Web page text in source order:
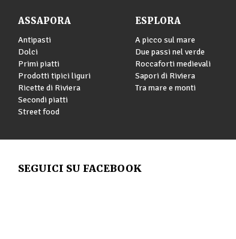
ASSAPORA
Antipasti
Dolci
Primi piatti
Prodotti tipici liguri
Ricette di Riviera
Secondi piatti
Street food
ESPLORA
A picco sul mare
Due passi nel verde
Roccaforti medievali
Sapori di Riviera
Tra mare e monti
SEGUICI SU FACEBOOK